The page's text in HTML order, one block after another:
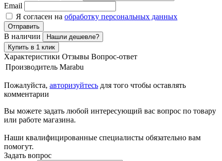
Email
Я согласен на обработку персональных данных
Отправить
В наличии
Нашли дешевле?
Купить в 1 клик
Характеристики Отзывы Вопрос-ответ
Производитель Marabu
Пожалуйста, авторизуйтесь для того чтобы оставлять
комментарии
Вы можете задать любой интересующий вас вопрос по товару
или работе магазина.
Наши квалифицированные специалисты обязательно вам
помогут.
Задать вопрос